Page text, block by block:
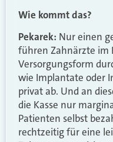
Wie kommt das?
Pekarek: Nur einen
führen Zahnärzte im
Versorgungsform
wie Implantate oder
privat ab. Und an
die Kasse nur
Patienten selbst
rechtzeitig für eine